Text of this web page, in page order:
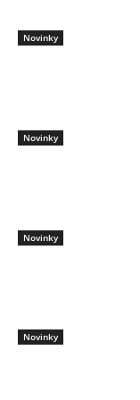
Novinky
Novinky
Novinky
Novinky